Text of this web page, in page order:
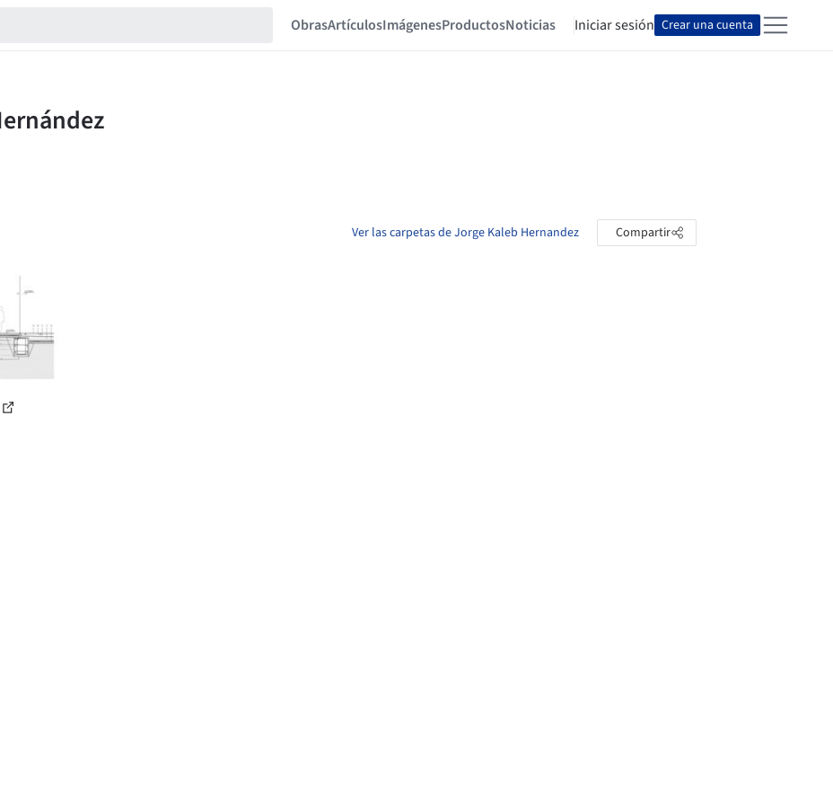
ObrasArtículosImágenesProductosNoticias Iniciar sesión Crear una cuenta
Ver las carpetas de Jorge Kaleb Hernandez Compartir